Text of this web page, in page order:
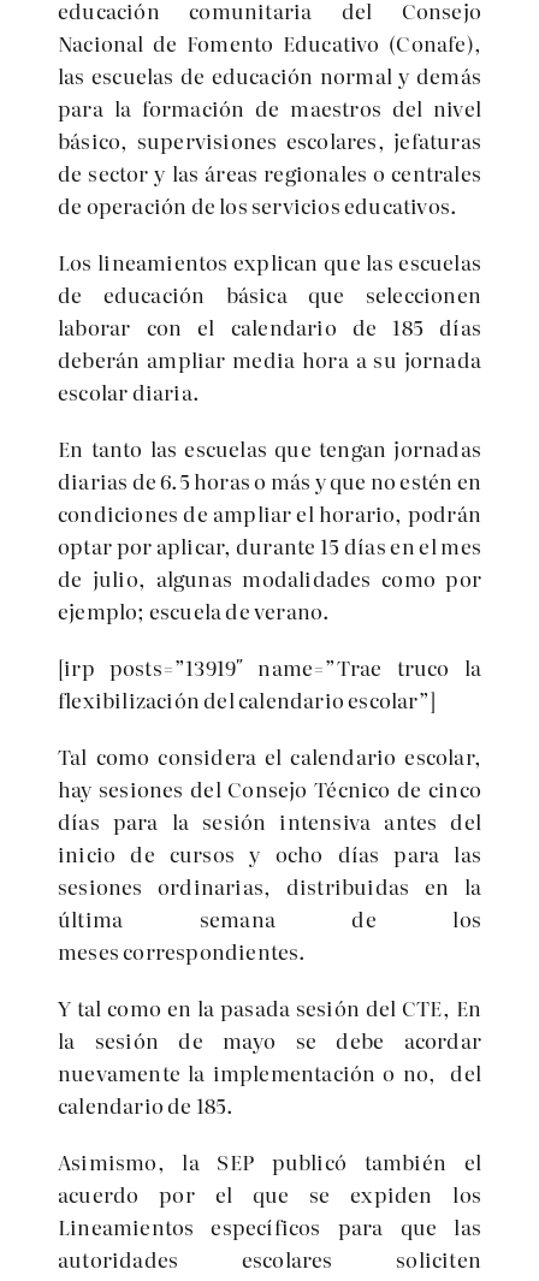
educación comunitaria del Consejo
Nacional de Fomento Educativo (Conafe),
las escuelas de educación normal y demás
para la formación de maestros del nivel
básico, supervisiones escolares, jefaturas
de sector y las áreas regionales o centrales
de operación de los servicios educativos.
Los lineamientos explican que las escuelas
de educación básica que seleccionen
laborar con el calendario de 185 días
deberán ampliar media hora a su jornada
escolar diaria.
En tanto las escuelas que tengan jornadas
diarias de 6.5 horas o más y que no estén en
condiciones de ampliar el horario, podrán
optar por aplicar, durante 15 días en el mes
de julio, algunas modalidades como por
ejemplo; escuela de verano.
[irp posts=”13919″ name=”Trae truco la
flexibilización del calendario escolar”]
Tal como considera el calendario escolar,
hay sesiones del Consejo Técnico de cinco
días para la sesión intensiva antes del
inicio de cursos y ocho días para las
sesiones ordinarias, distribuidas en la
última semana de los
meses correspondientes.
Y tal como en la pasada sesión del CTE, En
la sesión de mayo se debe acordar
nuevamente la implementación o no, del
calendario de 185.
Asimismo, la SEP publicó también el
acuerdo por el que se expiden los
Lineamientos específicos para que las
autoridades escolares soliciten